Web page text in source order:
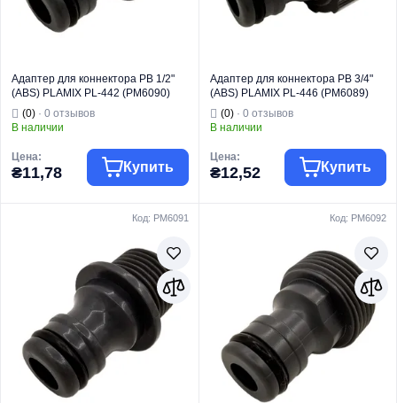
Адаптер для коннектора РВ 1/2"
(ABS) PLAMIX PL-442 (PM6090)
(0) · 0 отзывов
В наличии
Цена:
₴11,78 Купить
Фитинг для
полива
Вид изделия
Адаптер
Назначение
Для
подключения
коннекторов к
кранам или
резьбовым
соединениям
Страна бренда
Адаптер для коннектора РВ 3/4"
(ABS) PLAMIX PL-446 (PM6089)
(0)· 0 отзывов
В наличии
Цена:
₴12,52 Купить
Фитинг для
полива
Адаптер
Назначение
Для
подключения
коннекторов к
кранам или
резьбовым
соединениям
Страна бренда
Код: PM6091 Код: PM6092